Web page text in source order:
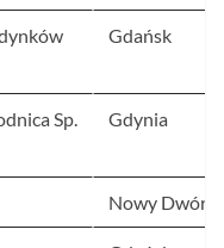
Gdańsk
Sp.
Gdynia
Nowy Dwór